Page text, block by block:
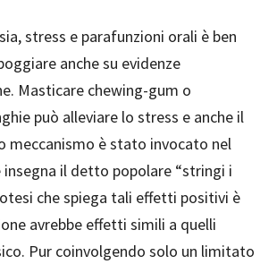
stress e parafunzioni orali è ben
anche su evidenze
Masticare chewing-gum o
può alleviare lo stress e anche il
meccanismo è stato invocato nel
insegna il detto popolare “stringi i
che spiega tali effetti positivi è
avrebbe effetti simili a quelli
Pur coinvolgendo solo un limitato